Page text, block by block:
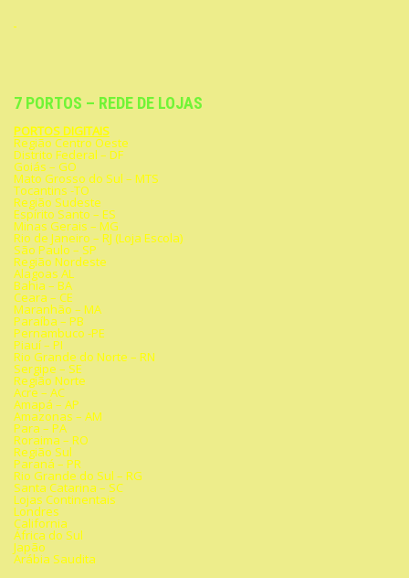
7 PORTOS – REDE DE LOJAS
PORTOS DIGITAIS
Região Centro Oeste
Distrito Federal – DF
Goiás – GO
Mato Grosso do Sul – MTS
Tocantins -TO
Região Sudeste
Espírito Santo – ES
Minas Gerais – MG
Rio de Janeiro – RJ (Loja Escola)
São Paulo – SP
Região Nordeste
Alagoas AL
Bahia – BA
Ceara – CE
Maranhão – MA
Paraíba – PB
Pernambuco -PE
Piauí – PI
Rio Grande do Norte – RN
Sergipe – SE
Região Norte
Acre – AC
Amapá – AP
Amazonas – AM
Para – PA
Roraima – RO
Região Sul
Paraná – PR
Rio Grande do Sul – RG
Santa Catarina – SC
Lojas Continentais
Londres
California
África do Sul
Japão
Arábia Saudita